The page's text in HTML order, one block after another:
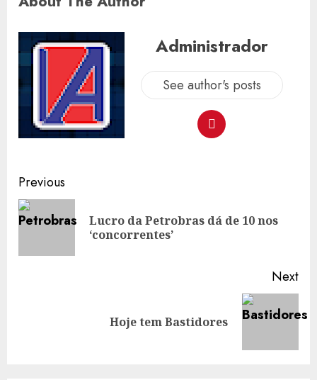
Administrador
See author's posts
Post
navigation
Previous
Lucro da Petrobras dá de 10 nos
‘concorrentes’
Next
Hoje tem Bastidores